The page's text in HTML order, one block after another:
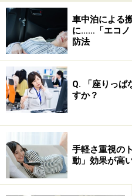
就寝時間が一定ではな
就寝前にカフェインを
寝る直前に食事をとる
寝酒をたしなむ
車中泊による
に……「エコノ
防法
Q. 「座りっぱ
すか？
手軽さ重視の
動」効果が高